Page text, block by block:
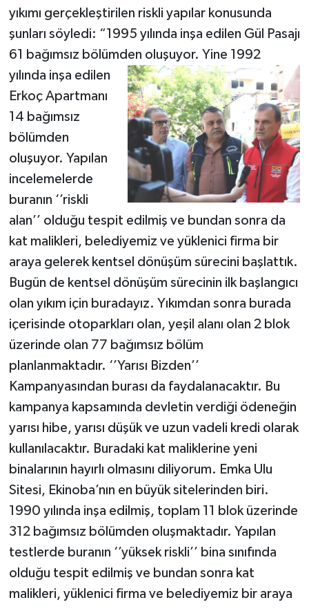
yıkımı gerçekleştirilen riskli yapılar konusunda
şunları söyledi: “1995 yılında inşa edilen Gül Pasajı
61 bağımsız bölümden oluşuyor. Yine 1992
yılında inşa edilen
Erkoç Apartmanı
14 bağımsız
bölümden
oluşuyor. Yapılan
incelemelerde
buranın ‘’riskli
alan’’ olduğu tespit edilmiş ve bundan sonra da
kat malikleri, belediyemiz ve yüklenici firma bir
araya gelerek kentsel dönüşüm sürecini başlattık.
Bugün de kentsel dönüşüm sürecinin ilk başlangıcı
olan yıkım için buradayız. Yıkımdan sonra burada
içerisinde otoparkları olan, yeşil alanı olan 2 blok
üzerinde olan 77 bağımsız bölüm
planlanmaktadır. ‘’Yarısı Bizden’’
Kampanyasından burası da faydalanacaktır. Bu
kampanya kapsamında devletin verdiği ödeneğin
yarısı hibe, yarısı düşük ve uzun vadeli kredi olarak
kullanılacaktır. Buradaki kat maliklerine yeni
binalarının hayırlı olmasını diliyorum. Emka Ulu
Sitesi, Ekinoba’nın en büyük sitelerinden biri.
1990 yılında inşa edilmiş, toplam 11 blok üzerinde
312 bağımsız bölümden oluşmaktadır. Yapılan
testlerde buranın ‘’yüksek riskli’’ bina sınıfında
olduğu tespit edilmiş ve bundan sonra kat
malikleri, yüklenici firma ve belediyemiz bir araya